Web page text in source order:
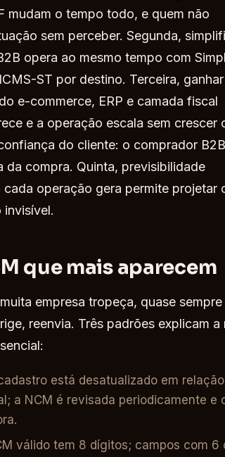
mudam o tempo todo, e quem não
sem perceber. Segunda,
opera ao mesmo tempo com
ST por destino. Terceira, ganhar
e-commerce, ERP e camada fiscal
e a operação escala sem crescer
do cliente: o comprador
compra. Quinta, previsibilidade
operação gera permite projetar
invisível.
que mais aparecem
empresa tropeça, quase sempre
reenvia. Três padrões explicam a
está desatualizado em
a NCM é revisada periodicamente e
válido tem 8 dígitos; campos com 6